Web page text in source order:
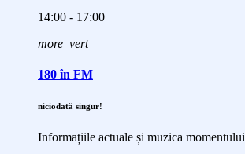
14:00 - 17:00
more_vert
180 în FM
niciodată singur!
Informațiile actuale și muzica momentului